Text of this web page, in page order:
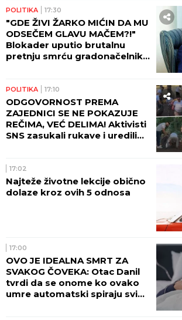
POLITIKA 17:30
"GDE ŽIVI ŽARKO MIĆIN DA MU
ODSEČEM GLAVU MAČEM?!"
Blokader uputio brutalnu
pretnju smrću gradonačelniku
POLITIKA 17:10
ODGOVORNOST PREMA
ZAJEDNICI SE NE POKAZUJE
REČIMA, VEĆ DELIMA! Aktivisti
SNS zasukali rukave i uredili
17:02
Najteže životne lekcije obično
dolaze kroz ovih 5 odnosa
17:00
OVO JE IDEALNA SMRT ZA
SVAKOG ČOVEKA: Otac Danil
tvrdi da se onome ko ovako
umre automatski spiraju svi